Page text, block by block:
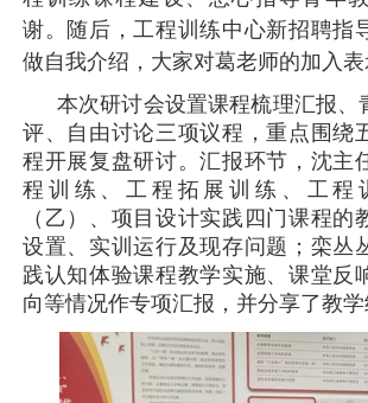
谢。随后，工程训练中心新招聘指
做自我介绍，大家对葛老师的加入表
本次研讨会设置课程梳理汇报、
评、自由讨论三项议程，重点围绕
程开展复盘研讨。汇报环节，沈主
程训练、工程拓展训练、工程
（乙）、项目设计实践四门课程的
设置、实训运行及现存问题；栾丛
践认知体验课程教学实施、课堂反
向等情况作专项汇报，并分享了教学